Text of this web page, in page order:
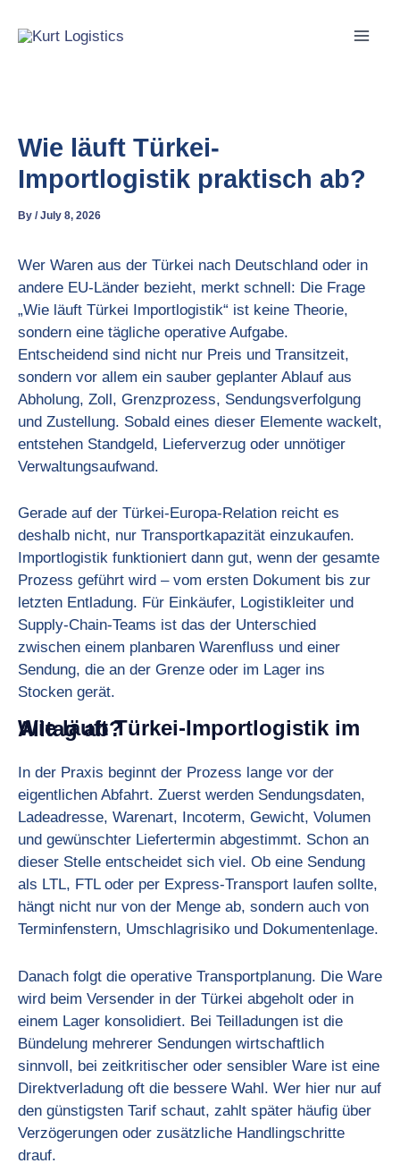
Wie läuft Türkei-
Importlogistik praktisch ab?
By /July 8, 2026
Wer Waren aus der Türkei nach Deutschland oder in
andere EU-Länder bezieht, merkt schnell: Die Frage
„Wie läuft Türkei Importlogistik“ ist keine Theorie,
sondern eine tägliche operative Aufgabe.
Entscheidend sind nicht nur Preis und Transitzeit,
sondern vor allem ein sauber geplanter Ablauf aus
Abholung, Zoll, Grenzprozess, Sendungsverfolgung
und Zustellung. Sobald eines dieser Elemente wackelt,
entstehen Standgeld, Lieferverzug oder unnötiger
Verwaltungsaufwand.
Gerade auf der Türkei-Europa-Relation reicht es
deshalb nicht, nur Transportkapazität einzukaufen.
Importlogistik funktioniert dann gut, wenn der gesamte
Prozess geführt wird – vom ersten Dokument bis zur
letzten Entladung. Für Einkäufer, Logistikleiter und
Supply-Chain-Teams ist das der Unterschied
zwischen einem planbaren Warenfluss und einer
Sendung, die an der Grenze oder im Lager ins
Stocken gerät.
Wie läuft Türkei-Importlogistik im Alltag ab?
In der Praxis beginnt der Prozess lange vor der
eigentlichen Abfahrt. Zuerst werden Sendungsdaten,
Ladeadresse, Warenart, Incoterm, Gewicht, Volumen
und gewünschter Liefertermin abgestimmt. Schon an
dieser Stelle entscheidet sich viel. Ob eine Sendung
als LTL, FTL oder per Express-Transport laufen sollte,
hängt nicht nur von der Menge ab, sondern auch von
Terminfenstern, Umschlagrisiko und Dokumentenlage.
Danach folgt die operative Transportplanung. Die Ware
wird beim Versender in der Türkei abgeholt oder in
einem Lager konsolidiert. Bei Teilladungen ist die
Bündelung mehrerer Sendungen wirtschaftlich
sinnvoll, bei zeitkritischer oder sensibler Ware ist eine
Direktverladung oft die bessere Wahl. Wer hier nur auf
den günstigsten Tarif schaut, zahlt später häufig über
Verzögerungen oder zusätzliche Handlingschritte
drauf.